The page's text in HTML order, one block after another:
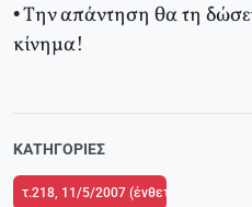
• Tην απάντηση θα τη
κίνημα!
ΚΑΤΗΓΟΡΊΕΣ
τ.218, 11/5/2007 (ένθετο το τ.2 του